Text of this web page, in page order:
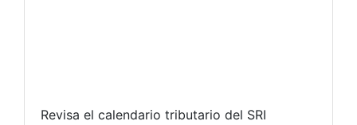
Revisa el calendario tributario del SRI